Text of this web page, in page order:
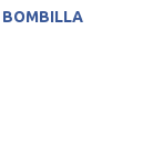
BOMBILLA